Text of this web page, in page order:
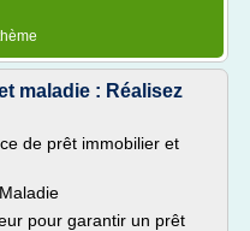
maladie : Réalisez
de prêt immobilier et
pour garantir un prêt